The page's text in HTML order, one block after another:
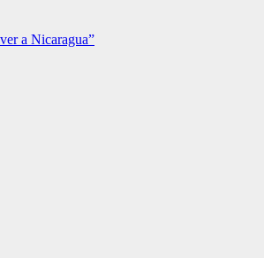
a Nicaragua”